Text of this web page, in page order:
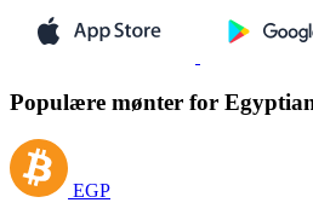
Populære mønter for
EGP